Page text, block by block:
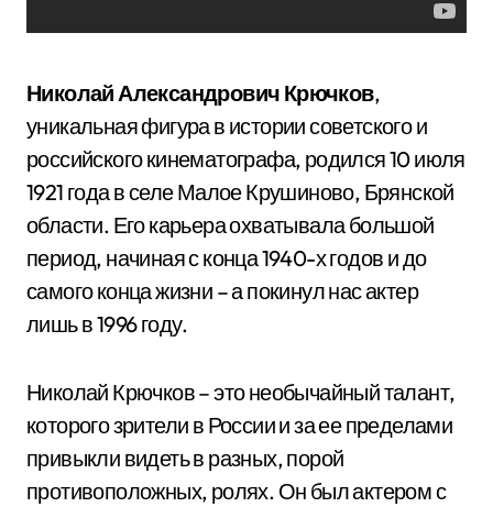
Николай Александрович Крючков,
уникальная фигура в истории советского и
российского кинематографа, родился 10 июля
1921 года в селе Малое Крушиново, Брянской
области. Его карьера охватывала большой
период, начиная с конца 1940-х годов и до
самого конца жизни – а покинул нас актер
лишь в 1996 году.
Николай Крючков – это необычайный талант,
которого зрители в России и за ее пределами
привыкли видеть в разных, порой
противоположных, ролях. Он был актером с